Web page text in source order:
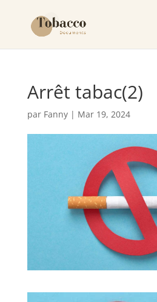
Arrêt tabac(2)
par Fanny| Mar 19, 2024